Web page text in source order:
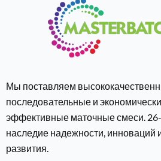
Мы поставляем
последовательные и экономически
эффективные маточные смеси.
наследие надежности, инноваций
развития.